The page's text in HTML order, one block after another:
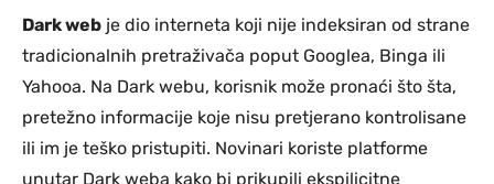
Dark web je dio interneta koji nije indeksiran od strane
tradicionalnih pretraživača poput Googlea, Binga ili
Yahooa. Na Dark webu, korisnik može pronaći što šta,
pretežno informacije koje nisu pretjerano kontrolisane
ili im je teško pristupiti. Novinari koriste platforme
unutar Dark weba kako bi prikupili ekspilicitne